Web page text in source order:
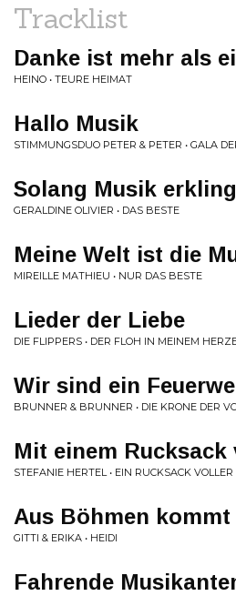
Tracklist
Danke ist mehr als
HEINO • TEURE HEIMAT
Hallo Musik
STIMMUNGSDUO PETER & PETER • GALA
Solang Musik
GERALDINE OLIVIER • DAS BESTE
Meine Welt ist die
MIREILLE MATHIEU • NUR DAS BESTE
Lieder der Liebe
DIE FLIPPERS • DER FLOH IN MEINEM
Wir sind ein
BRUNNER & BRUNNER • DIE KRONE DER
Mit einem
STEFANIE HERTEL • EIN RUCKSACK VOLLER
Aus Böhmen
GITTI & ERIKA • HEIDI
Fahrende